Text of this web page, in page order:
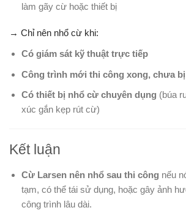
làm gãy cừ hoặc thiết bị
→ Chỉ nên nhổ cừ khi:
Có giám sát kỹ thuật trực tiếp
Công trình mới thi công xong, chưa
Có thiết bị nhổ cừ chuyên dụng (búa
xúc gắn kẹp rút cừ)
Kết luận
Cừ Larsen nên nhổ sau thi công nếu
tạm, có thể tái sử dụng, hoặc gây ảnh
công trình lâu dài.